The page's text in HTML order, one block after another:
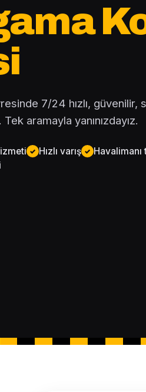
7/24 hızlı, güvenilir,
aramayla yanınızdayız.
Hızlı varış